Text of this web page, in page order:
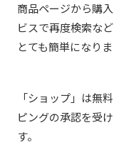
商品ページから購
ビスで再度検索な
とても簡単になりま
「ショップ」は無
ピングの承認を受
す。